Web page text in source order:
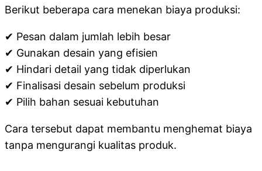
Berikut beberapa cara menekan biaya produksi:
✔ Pesan dalam jumlah lebih besar
✔ Gunakan desain yang efisien
✔ Hindari detail yang tidak diperlukan
✔ Finalisasi desain sebelum produksi
✔ Pilih bahan sesuai kebutuhan
Cara tersebut dapat membantu menghemat biaya
tanpa mengurangi kualitas produk.